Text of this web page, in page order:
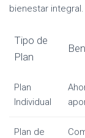
bienestar integral.
Tipo de
Plan
Plan
Individual
Plan de